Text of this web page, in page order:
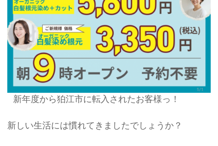
新年度から狛江市に転入されたお客様っ！
新しい生活には慣れてきましたでしょうか？